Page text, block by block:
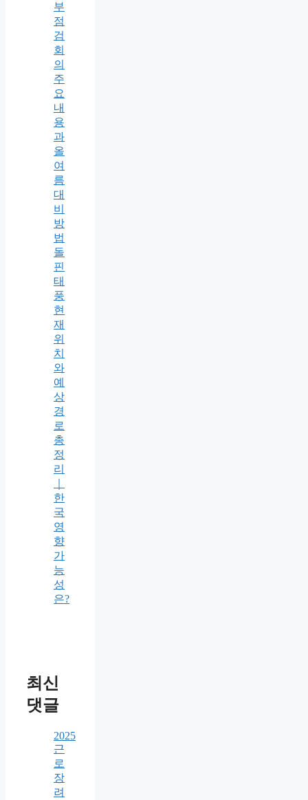
부
점
검
회
의
주
요
내
용
과
올
여
름
대
비
방
법
돌
핀
태
풍
현
재
위
치
와
예
상
경
로
총
정
리
한
국
영
향
가
능
성
은?
최신
댓글
2025
근
로
장
려